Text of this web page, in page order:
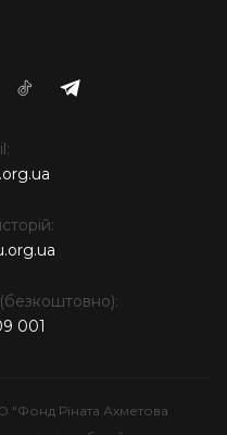
(безкоштовно):
001
"Фонд Ріната Ахметова